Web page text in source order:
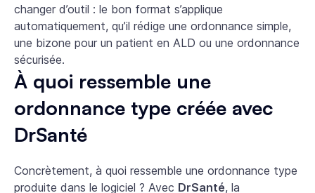
changer d’outil : le bon format s’applique
automatiquement, qu’il rédige une ordonnance simple,
une bizone pour un patient en ALD ou une ordonnance
sécurisée.
À quoi ressemble une
ordonnance type créée avec
DrSanté
Concrètement, à quoi ressemble une ordonnance type
produite dans le logiciel ? Avec DrSanté, la